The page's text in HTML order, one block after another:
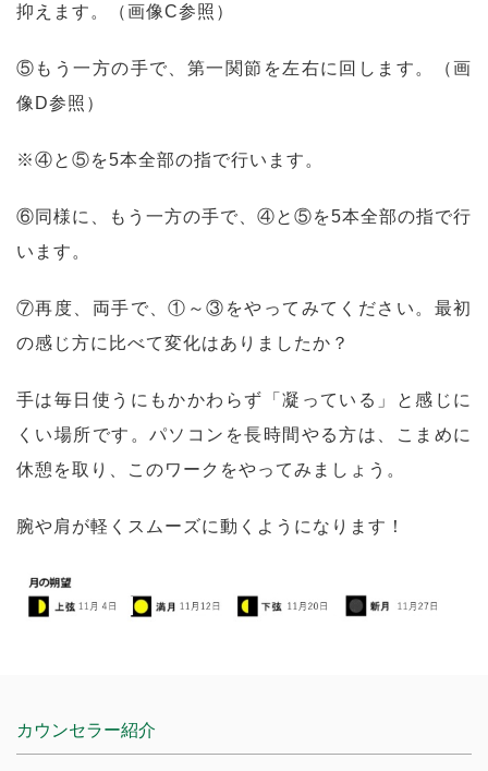
抑えます。（画像C参照）
⑤もう一方の手で、第一関節を左右に回します。（画
像D参照）
※④と⑤を5本全部の指で行います。
⑥同様に、もう一方の手で、④と⑤を5本全部の指で行
います。
⑦再度、両手で、①～③をやってみてください。最初
の感じ方に比べて変化はありましたか？
手は毎日使うにもかかわらず「凝っている」と感じに
くい場所です。パソコンを長時間やる方は、こまめに
休憩を取り、このワークをやってみましょう。
腕や肩が軽くスムーズに動くようになります！
カウンセラー紹介